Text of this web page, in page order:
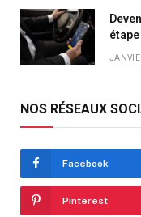
NOS RÉSEAUX
Facebook
Pinterest